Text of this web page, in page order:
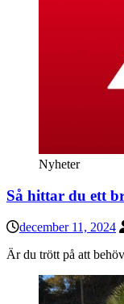
Nyheter
Så hittar du ett
december 11, 2024
Är du trött på att